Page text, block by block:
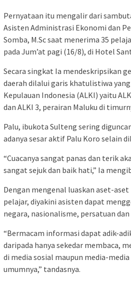
Pernyataan itu mengalir dari
Asisten Administrasi Ekonomi dan
Somba, M.Sc saat menerima 35
pada Jum’at pagi (16/8), di Hotel
Secara singkat Ia mendeskripsikan
daerah dilalui garis khatulistiwa
Kepulauan Indonesia (ALKI) yaitu
dan ALKI 3, perairan Maluku di
Palu, ibukota Sulteng sering
adanya sesar aktif Palu Koro selain
“Cuacanya sangat panas dan terik
sangat sejuk dan baik hati,” Ia
Dengan mengenal luaskan aset-aset
pelajar, diyakini asisten dapat
negara, nasionalisme, persatuan
“Bermacam informasi dapat adik-
daripada hanya sekedar membaca,
di media sosial maupun media-
umumnya,” tandasnya.